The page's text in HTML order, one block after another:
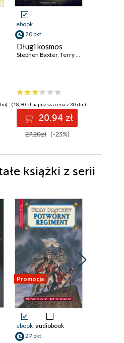
ebook
20 pkt
Długi kosmos
Stephen Baxter, Terry Pratchett
(18,90 zł najniższa cena z 30 dni)
20.94 zł
27.20zł (-23%)
książki z serii
Promocja
ebook audiobook
27 pkt